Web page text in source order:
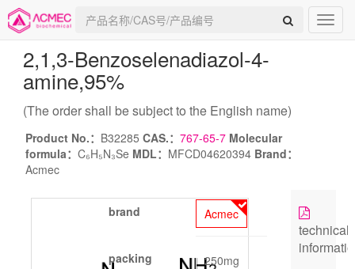
2,1,3-Benzoselenadiazol-4-
amine,95%
(The order shall be subject to the English name)
Product No.： B32285 CAS.： 767-65-7 Molecular
formula： C₆H₅N₃Se MDL： MFCD04620394 Brand：
Acmec
brand Acmec
packing
250mg
technical